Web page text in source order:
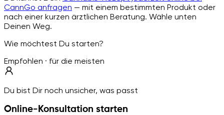
CannGo anfragen — mit einem bestimmten Produkt oder
nach einer kurzen ärztlichen Beratung. Wähle unten
Deinen Weg.
Wie möchtest Du starten?
Empfohlen · für die meisten
Du bist Dir noch unsicher, was passt
Online-Konsultation starten